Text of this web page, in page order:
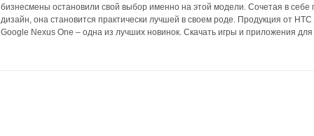
бизнесмены остановили свой выбор именно на этой модели. Сочетая в
дизайн, она становится практически лучшей в своем роде. Продукция от
Google Nexus One – одна из лучших новинок. Скачать игры и приложения